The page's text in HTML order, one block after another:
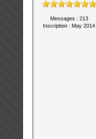
Messages : 213
Inscription : May 2014